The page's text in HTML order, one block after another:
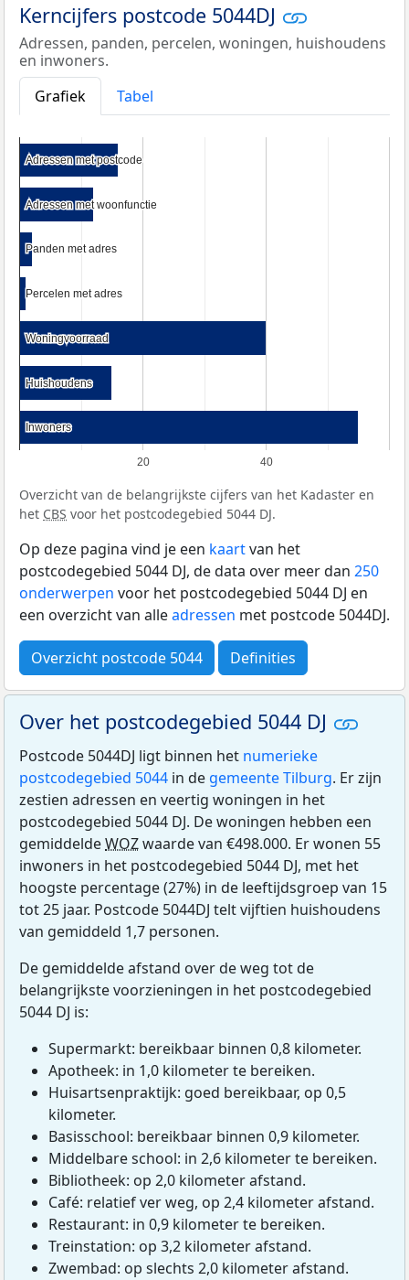
Kerncijfers postcode 5044DJ
Adressen, panden, percelen, woningen, huishoudens
en inwoners.
Grafiek
Tabel
20 40
Adressen met postcode
Adressen met postcode
Adressen met woonfunctie
Adressen met woonfunctie
Panden met adres
Panden met adres
Percelen met adres
Percelen met adres
Woningvoorraad
Woningvoorraad
Huishoudens
Huishoudens
Inwoners
Inwoners
Overzicht van de belangrijkste cijfers van het Kadaster en
het CBS voor het postcodegebied 5044 DJ.
Op deze pagina vind je een kaartvan het
postcodegebied 5044 DJ, de data over meer dan 250
onderwerpen voor het postcodegebied 5044 DJ en
een overzicht van alleadressen met postcode 5044DJ.
Overzicht postcode 5044 Definities
Over het postcodegebied 5044 DJ
Postcode 5044DJ ligt binnen het numerieke
postcodegebied 5044 in de gemeente Tilburg. Er zijn
zestien adressen en veertig woningen in het
postcodegebied 5044 DJ. De woningen hebben een
gemiddeldeWOZwaarde van €498.000. Er wonen 55
inwoners in het postcodegebied 5044 DJ, met het
hoogste percentage (27%) in de leeftijdsgroep van 15
tot 25 jaar. Postcode 5044DJ telt vijftien huishoudens
van gemiddeld 1,7 personen.
De gemiddelde afstand over de weg tot de
belangrijkste voorzieningen in het postcodegebied
5044 DJ is:
Supermarkt: bereikbaar binnen 0,8 kilometer.
Apotheek: in 1,0 kilometer te bereiken.
Huisartsenpraktijk: goed bereikbaar, op 0,5
kilometer.
Basisschool: bereikbaar binnen 0,9 kilometer.
Middelbare school: in 2,6 kilometer te bereiken.
Bibliotheek: op 2,0 kilometer afstand.
Café: relatief ver weg, op 2,4 kilometer afstand.
Restaurant: in 0,9 kilometer te bereiken.
Treinstation: op 3,2 kilometer afstand.
Zwembad: op slechts 2,0 kilometer afstand.